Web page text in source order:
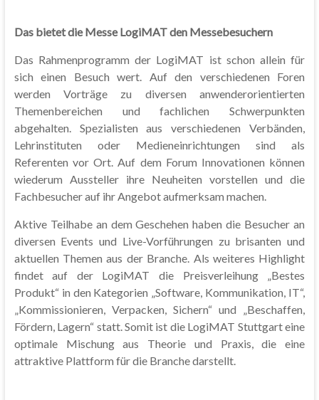
Das bietet die Messe LogiMAT den Messebesuchern
Das Rahmenprogramm der LogiMAT ist schon allein für
sich einen Besuch wert. Auf den verschiedenen Foren
werden Vorträge zu diversen anwenderorientierten
Themenbereichen und fachlichen Schwerpunkten
abgehalten. Spezialisten aus verschiedenen Verbänden,
Lehrinstituten oder Medieneinrichtungen sind als
Referenten vor Ort. Auf dem Forum Innovationen können
wiederum Aussteller ihre Neuheiten vorstellen und die
Fachbesucher auf ihr Angebot aufmerksam machen.
Aktive Teilhabe an dem Geschehen haben die Besucher an
diversen Events und Live-Vorführungen zu brisanten und
aktuellen Themen aus der Branche. Als weiteres Highlight
findet auf der LogiMAT die Preisverleihung „Bestes
Produkt“ in den Kategorien „Software, Kommunikation, IT“,
„Kommissionieren, Verpacken, Sichern“ und „Beschaffen,
Fördern, Lagern“ statt. Somit ist die LogiMAT Stuttgart eine
optimale Mischung aus Theorie und Praxis, die eine
attraktive Plattform für die Branche darstellt.